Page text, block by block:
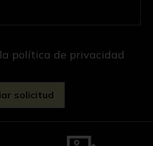
la política de privacidad